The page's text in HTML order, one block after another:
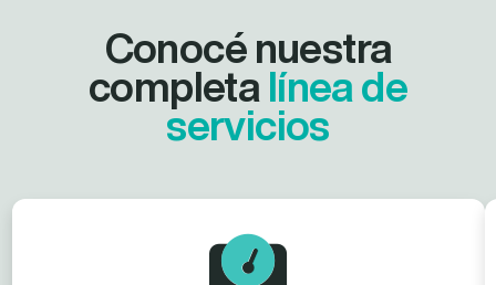
Conocé nuestra
completa línea de
servicios